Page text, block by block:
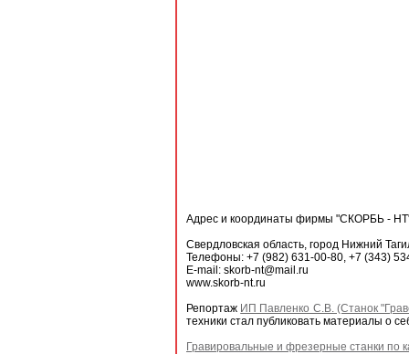
Адрес и координаты фирмы "СКОРБЬ -
Свердловская область, город Нижний
Телефоны: +7 (982) 631-00-80, +7 (343)
E-mail: skorb-nt@mail.ru
www.skorb-nt.ru
Репортаж ИП Павленко С.В. (Станок
техники стал публиковать материалы о
Гравировальные и фрезерные станки по